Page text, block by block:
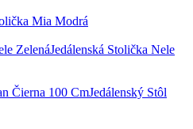
Mia Modrá
Jedálenská Stolička Nele
Jedálenský Stôl